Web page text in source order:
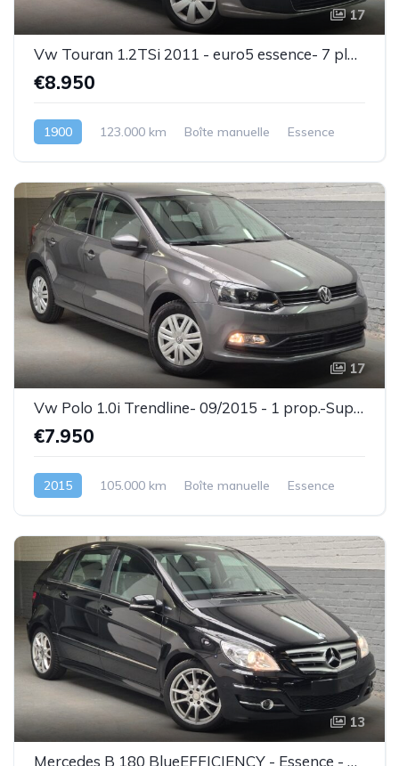
17
Vw Touran 1.2TSi 2011 - euro5 essence- 7 places - 1 prop .- Superbe état - Garantie
€8.950
1900 123.000 km Boîte manuelle Essence
17
Vw Polo 1.0i Trendline- 09/2015 - 1 prop.-Super état-Garantie
€7.950
2015 105.000 km Boîte manuelle Essence
13
Mercedes B 180 BlueEFFICIENCY - Essence - 04/2011 - Très bel état - Garantie